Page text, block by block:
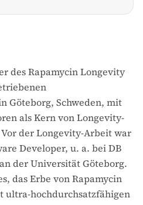
Longevity Lab
des Rapamycin Longevity
Göteborg, Schweden, mit
als Kern von Longevity-
der Longevity-Arbeit war
Developer, u. a. bei DB
der Universität Göteborg.
das Erbe von Rapamycin
ultra-hochdurchsatzfähigen